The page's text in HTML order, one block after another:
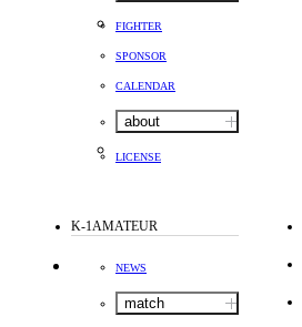
FIGHTER
SPONSOR
CALENDAR
about
LICENSE
K-1AMATEUR
NEWS
match